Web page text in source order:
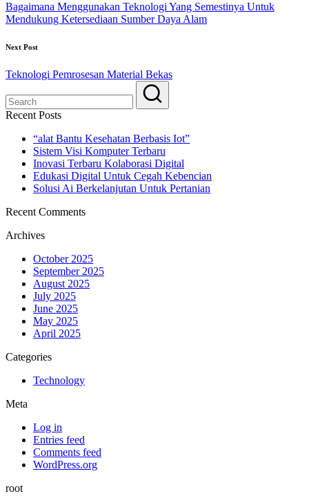
Bagaimana Menggunakan Teknologi Yang Semestinya Untuk
Mendukung Ketersediaan Sumber Daya Alam
Next Post
Teknologi Pemrosesan Material Bekas
Recent Posts
“alat Bantu Kesehatan Berbasis Iot”
Sistem Visi Komputer Terbaru
Inovasi Terbaru Kolaborasi Digital
Edukasi Digital Untuk Cegah Kebencian
Solusi Ai Berkelanjutan Untuk Pertanian
Recent Comments
Archives
October 2025
September 2025
August 2025
July 2025
June 2025
May 2025
April 2025
Categories
Technology
Meta
Log in
Entries feed
Comments feed
WordPress.org
root